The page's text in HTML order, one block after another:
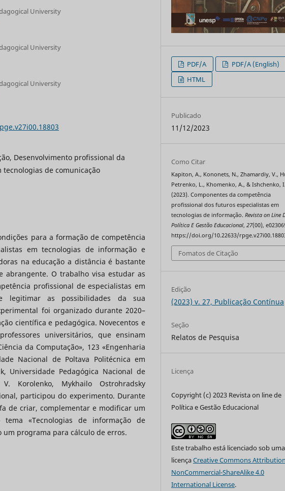
University
University
University
Desenvolvimento profissional da
de comunicação
para a formação de competência
em tecnologias de informação e
na educação a distância é bastante
abrangente. O trabalho visa estudar as
profissional de especialistas em
legitimar as possibilidades da sua
foi organizado durante 2020–
científica e pedagógica. Novecentos e
universitários, que ensinam
da Computação», 123 «Engenharia
Nacional de Poltava Politécnica em
Universidade Pedagógica Nacional de
Korolenko, Mykhailo Ostrohradsky
participou do experimento. Durante
de criar, complementar e modificar um
«Tecnologias de informação de
programa para cálculo de erros.
PDF/A
PDF/A (English)
HTML
Publicado
11/12/2023
Como Citar
Kapiton, A., Kononets, N., Zhamardiy, V.,
Petrenko, L., Khomenko, A., & Ishchenko, I.
(2023). Componentes da competência
profissional dos futuros especialistas em
tecnologias de informação.Revista on Line
Política E Gestão Educacional,27(00),
https://doi.org/10.22633/
Fomatos de Citação
Edição
(2023) v. 27, Publicação Contínua
Seção
Relatos de Pesquisa
Licença
Copyright (c) 2023 Revista on line de
Política e Gestão Educacional
Este trabalho está licenciado sob uma
licençaCreative Commons
NonCommercial-ShareAlike 4.0
International License.